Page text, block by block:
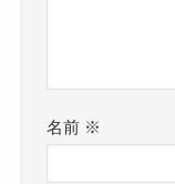
名前 ※